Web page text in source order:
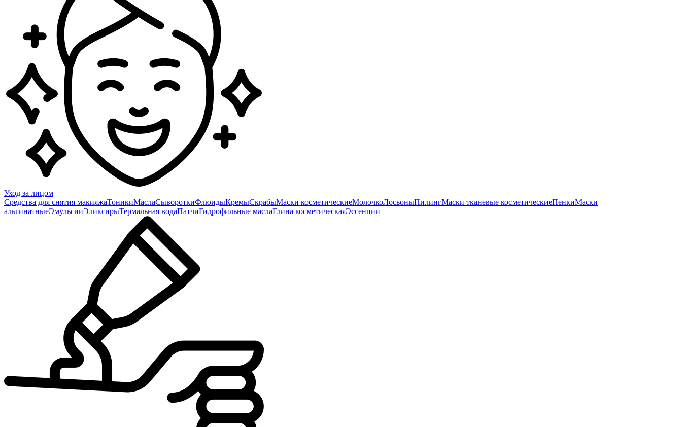
Уход за лицом
Средства для снятия макияжаТоникиМаслаСывороткиФлюидыКремыСкрабыМаски косметическиеМолочкоЛосьоныПилингМаски тканевые косметическиеПенкиМаски
альгинатныеЭмульсииЭликсирыТермальная водаПатчиГидрофильные маслаГлина косметическаяЭссенции